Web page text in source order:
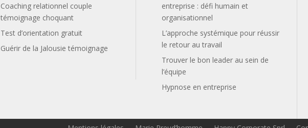
Coaching relationnel couple
témoignage choquant
Test d’orientation gratuit
Guérir de la Jalousie témoignage
entreprise : défi humain et
organisationnel
L’approche systémique pour réussir
le retour au travail
Trouver le bon leader au sein de
l’équipe
Hypnose en entreprise